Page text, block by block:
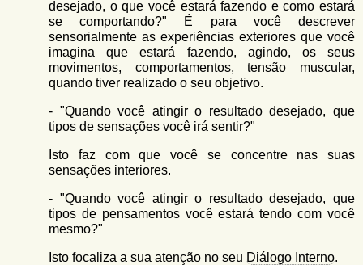
desejado, o que você estará fazendo e como estará
se comportando?" É para você descrever
sensorialmente as experiências exteriores que você
imagina que estará fazendo, agindo, os seus
movimentos, comportamentos, tensão muscular,
quando tiver realizado o seu objetivo.
- "Quando você atingir o resultado desejado, que
tipos de sensações você irá sentir?"
Isto faz com que você se concentre nas suas
sensações interiores.
- "Quando você atingir o resultado desejado, que
tipos de pensamentos você estará tendo com você
mesmo?"
Isto focaliza a sua atenção no seu Diálogo Interno.